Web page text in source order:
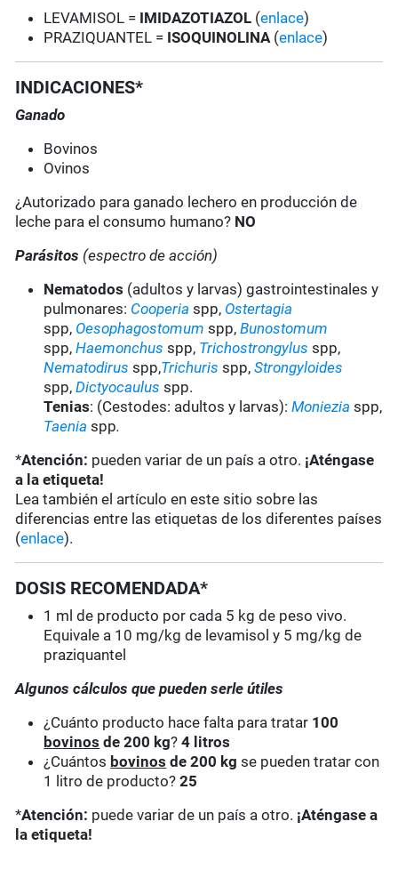
LEVAMISOL = IMIDAZOTIAZOL (enlace)
PRAZIQUANTEL = ISOQUINOLINA(enlace)
INDICACIONES*
Ganado
Bovinos
Ovinos
¿Autorizado para ganado lechero en producción de
leche para el consumo humano? NO
Parásitos (espectro de acción)
Nematodos (adultos y larvas) gastrointestinales y
pulmonares: Cooperia spp, Ostertagia
spp, Oesophagostomum spp,Bunostomum
spp,Haemonchus spp, Trichostrongylus spp,
Nematodirus spp,Trichuris spp,Strongyloides
spp,Dictyocaulus spp.
Tenias: (Cestodes: adultos y larvas):Moniezia spp,
Taenia spp.
*Atención: pueden variar de un país a otro. ¡Aténgase
a la etiqueta!
Lea también el artículo en este sitio sobre las
diferencias entre las etiquetas de los diferentes países
(enlace).
DOSIS RECOMENDADA*
1 ml de producto por cada 5 kg de peso vivo.
Equivale a 10 mg/kg de levamisol y 5 mg/kg de
praziquantel
Algunos cálculos que pueden serle útiles
¿Cuánto producto hace falta para tratar 100
bovinos de 200 kg?4 litros
¿Cuántos bovinos de 200 kg se pueden tratar con
1 litro de producto?25
*Atención: puede variar de un país a otro. ¡Aténgase a
la etiqueta!